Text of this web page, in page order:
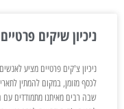
ניכיון שיקים פרטיים
ניכיון צ'קים פרטיים מציע
לכסף מזומן, במקום להמתין
שבה רבים מאיתנו מתמודדים עם